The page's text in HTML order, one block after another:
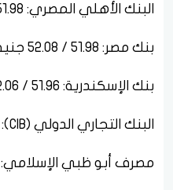
البنك الأهلي المصري: 51.98 / 52.08 جنيه
بنك مصر: 51.98 / 52.08 جنيه
بنك الإسكندرية: 51.96 / 52.06 جنيه
البنك التجاري الدولي (CIB): 51.97 / 52.07 جنيه
مصرف أبو ظبي الإسلامي: 52.00 / 52.10 جنيه